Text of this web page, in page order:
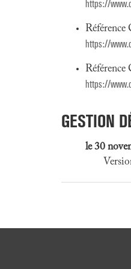
https://
https://
https://
GESTION
le 30